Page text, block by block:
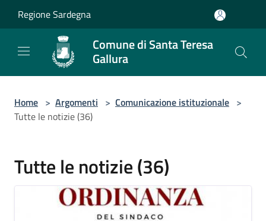
Regione Sardegna
Comune di Santa Teresa
Gallura
Home > Argomenti > Comunicazione istituzionale >
Tutte le notizie (36)
Tutte le notizie (36)